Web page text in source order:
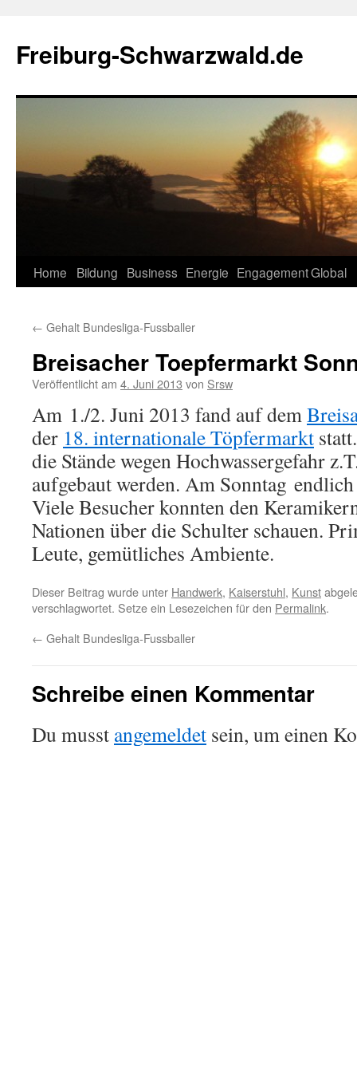
springen
Freiburg-Schwarzwald.de
Home Bildung Business Energie EngagementGlobal
← Gehalt Bundesliga-Fussballer
Breisacher Toepfermarkt
Veröffentlicht am 4. Juni 2013 von Srsw
Am 1./2. Juni 2013 fand auf dem
der 18. internationale Töpfermarkt
die Stände wegen Hochwassergefahr
aufgebaut werden. Am Sonntag
Viele Besucher konnten den
Nationen über die Schulter schauen.
Leute, gemütliches Ambiente.
Dieser Beitrag wurde unter Handwerk, Kaiserstuhl, Kunst
verschlagwortet. Setze ein Lesezeichen für den Permalink.
← Gehalt Bundesliga-Fussballer
Schreibe einen Kommentar
Du musst angemeldet sein, um einen